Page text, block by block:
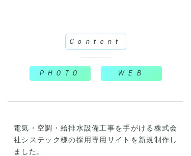
Content
PHOTO WEB
電気・空調・給排水設備工事を手がける 株式会
社システック様の採用専用サイトを新規制作し
ました。